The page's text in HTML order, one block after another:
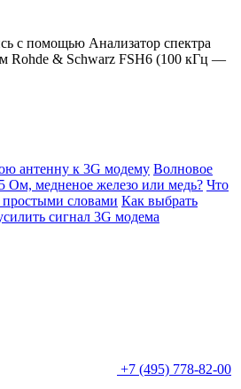
с помощью Анализатор спектра
Rohde & Schwarz FSH6 (100 кГц —
антенну к 3G модему Волновое
Ом, медненое железо или медь? Что
простыми словами Как выбрать
сигнал 3G модема
+7 (495) 778-82-00